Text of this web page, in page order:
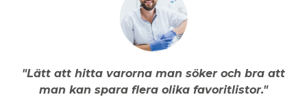
"Lätt att hitta varorna man söker och bra att
man kan spara flera olika favoritlistor."